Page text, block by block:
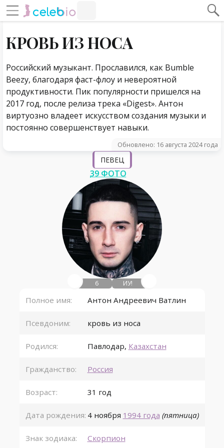
Навигация по сайту
КРОВЬ ИЗ НОСА
Российский музыкант. Прославился, как Bumble
Beezy, благодаря фаст-флоу и невероятной
продуктивности. Пик популярности пришелся на
2017 год, после релиза трека «Digest». Антон
виртуозно владеет искусством создания музыки и
постоянно совершенствует навыки.
Обновлено: 16 августа 2024 года
ПЕВЕЦ
39 ФОТО
6 ИУ!
Полное имя: Антон Андреевич Ватлин
Псевдоним: кровь из носа
Родился: Павлодар, Казахстан
Гражданство: Россия
Возраст: 31 год
Дата рождения: 4 ноября 1994 года (пятница)
Знак зодиака: Скорпион